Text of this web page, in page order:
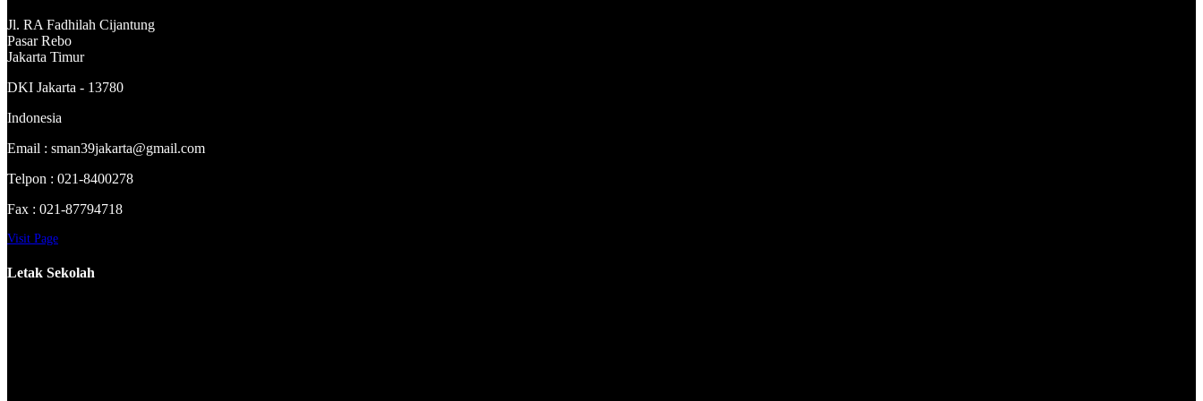
Jl. RA Fadhilah Cijantung
Pasar Rebo
Jakarta Timur
DKI Jakarta - 13780
Indonesia
Email : sman39jakarta@gmail.com
Telpon : 021-8400278
Fax : 021-87794718
Visit Page
Letak Sekolah